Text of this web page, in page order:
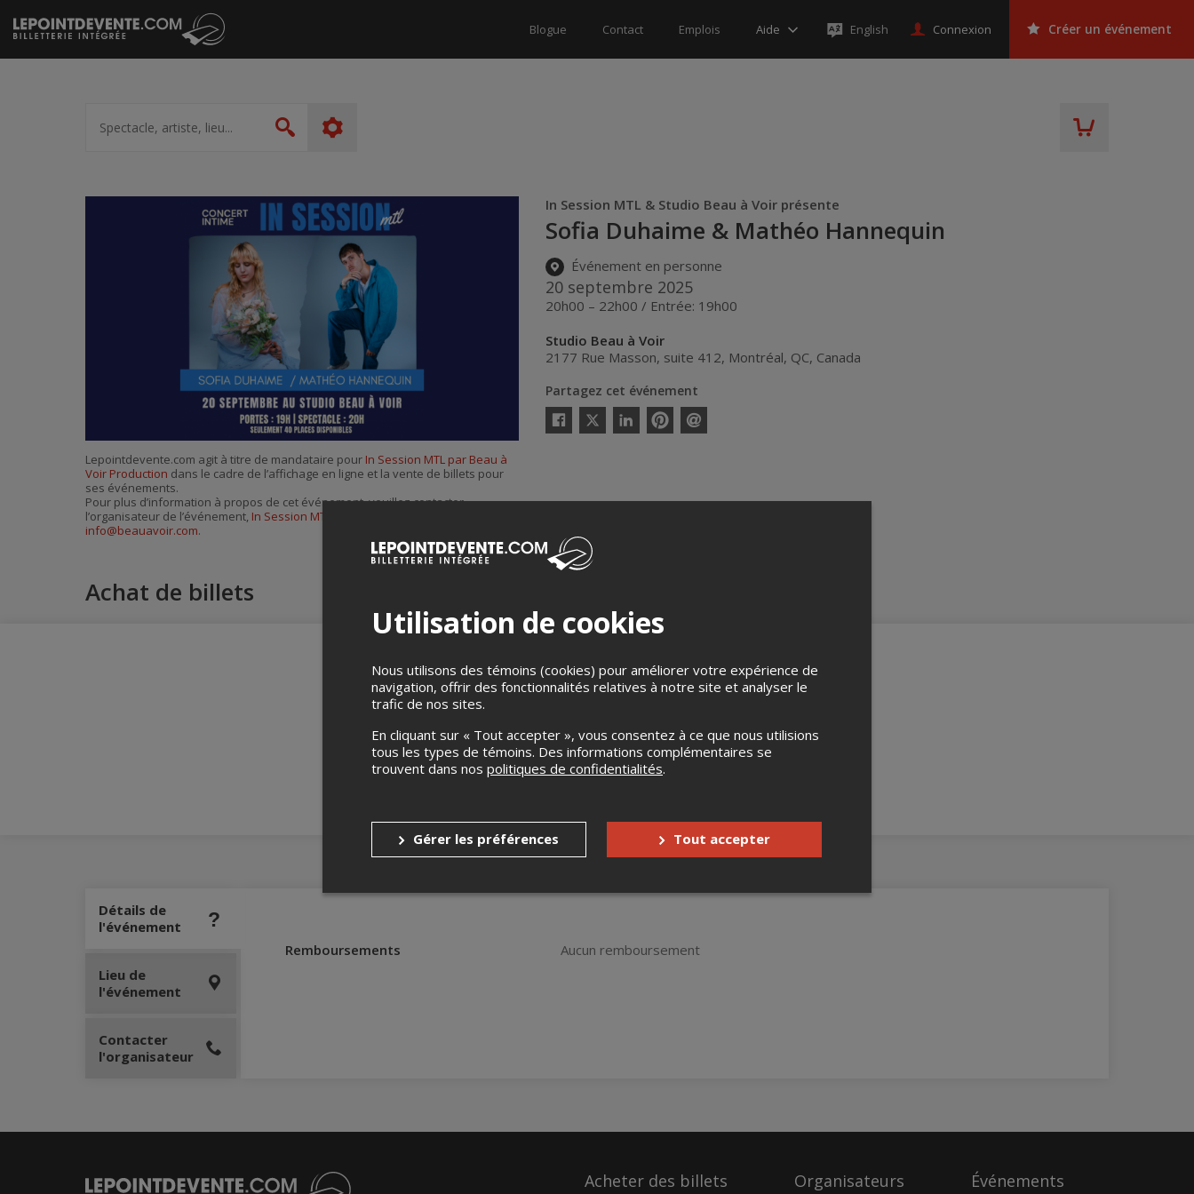
Passer
au
contenu
Blogue Contact Emplois Aide English Connexion Créer un événement
artiste,
lieu...
Rechercher
In Session MTL & Studio Beau à Voir présente
Sofia Duhaime & Mathéo Hannequin
Événement en personne
20 septembre 2025
20h00 – 22h00 / Entrée: 19h00
Studio Beau à Voir
2177 Rue Masson, suite 412, Montréal, QC, Canada
Partagez cet événement
Facebook
Twitter
LinkedinPinterestEnvoyer
Lepointdevente.com agit à titre de mandataire pour In Session MTL par Beau à
Voir Production dans le cadre de l’affichage en ligne et la vente de billets pour
ses événements.
Pour plus d’information à propos de cet événement, veuillez contacter
l’organisateur de l’événement, In Session MTL par Beau à Voir Production
info@beauavoir.com.
Achat de billets
Merci de confirmer que vous n'êtes pas un robot ci-bas.
Détails de
l'événement
Remboursements
Aucun remboursement
Lieu de
l'événement
Contacter
l'organisateur
Acheter des billets Organisateurs Événements
Utilisation de cookies
Nous utilisons des témoins (cookies) pour améliorer votre expérience de
navigation, offrir des fonctionnalités relatives à notre site et analyser le
trafic de nos sites.
En cliquant sur « Tout accepter », vous consentez à ce que nous utilisions
tous les types de témoins. Des informations complémentaires se
trouvent dans nos politiques de confidentialités.
Gérer les préférences Tout accepter